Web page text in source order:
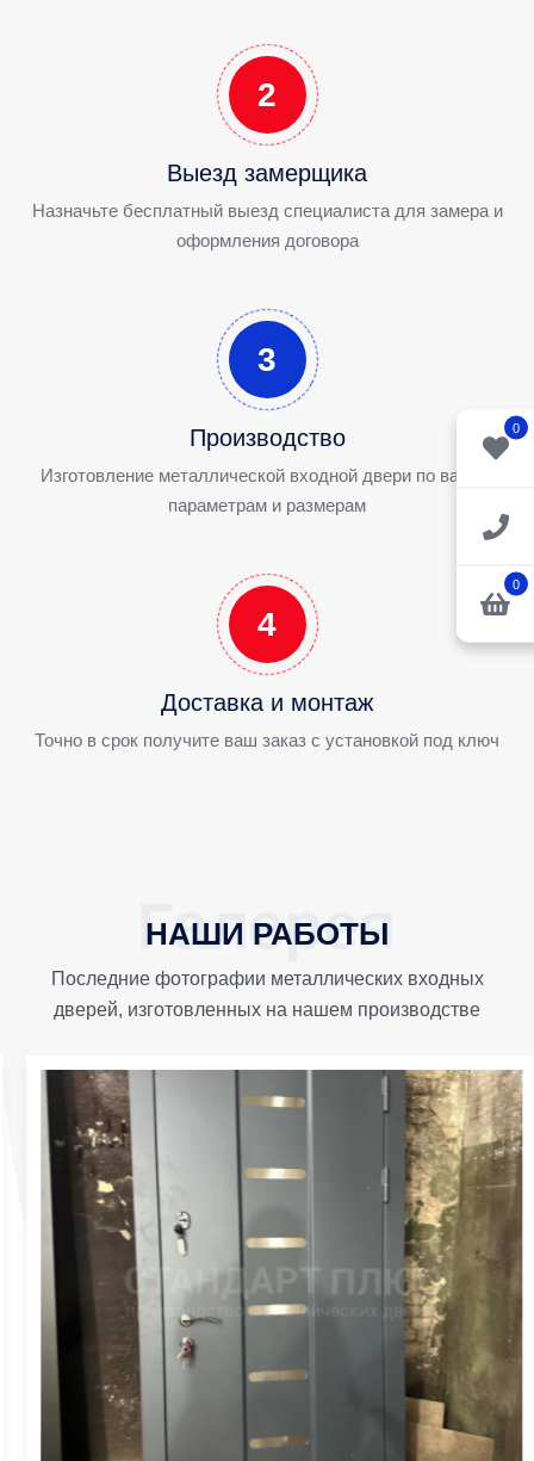
0
0
2
Выезд замерщика
Назначьте бесплатный выезд специалиста для замера и
оформления договора
3
Производство
Изготовление металлической входной двери по вашим
параметрам и размерам
4
Доставка и монтаж
Точно в срок получите ваш заказ с установкой под ключ
НАШИ РАБОТЫ
Последние фотографии металлических входных
дверей, изготовленных на нашем производстве